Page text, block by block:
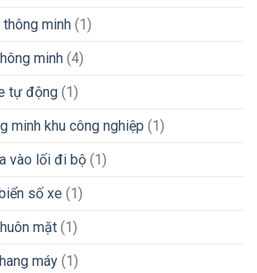
thông minh (1)
minh (4)
tự động (1)
minh khu công nghiệp (1)
vào lối đi bộ (1)
số xe (1)
mặt (1)
máy (1)